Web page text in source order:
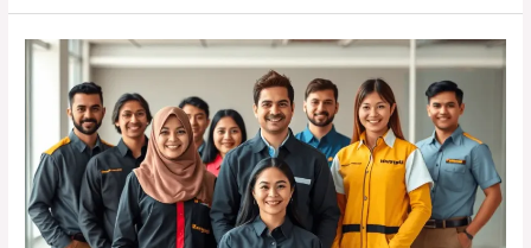
NV
Collection
Konveksi
Seragam
Tangerang